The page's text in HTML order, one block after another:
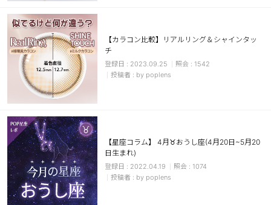
【カラコン比較】リアルリング＆シャインタッ
チ
2023.09.25
1542
by poplens
【星座コラム】 4月♉おうし座(4月20日~5月20
日生まれ)
2022.04.19
1074
by poplens